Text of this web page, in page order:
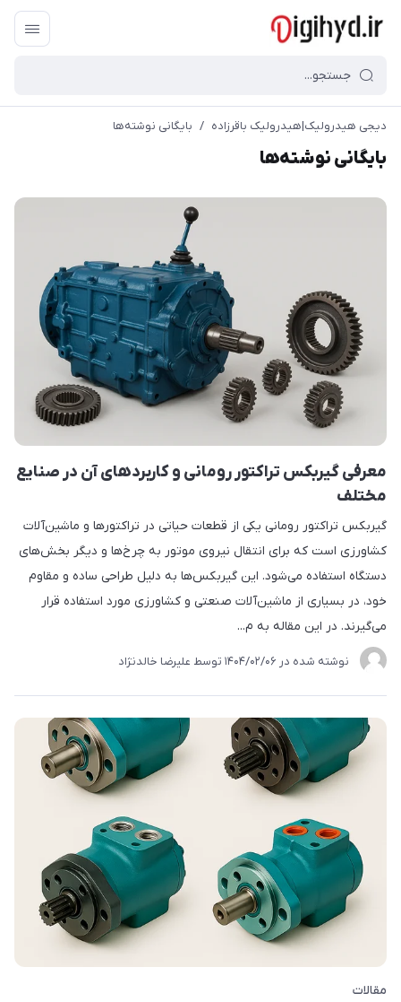
دیجی هیدرولیک|هیدرولیک باقرزاده / بایگانی نوشته‌ها
بایگانی نوشته‌ها
معرفی گیربکس تراکتور رومانی و کاربردهای آن در صنایع
مختلف
گیربکس تراکتور رومانی یکی از قطعات حیاتی در تراکتورها و ماشین‌آلات
کشاورزی است که برای انتقال نیروی موتور به چرخ‌ها و دیگر بخش‌های
دستگاه استفاده می‌شود. این گیربکس‌ها به دلیل طراحی ساده و مقاوم
خود، در بسیاری از ماشین‌آلات صنعتی و کشاورزی مورد استفاده قرار
می‌گیرند. در این مقاله به م...
نوشته شده در 1404/02/06 توسط علیرضا خالدنژاد
مقالات